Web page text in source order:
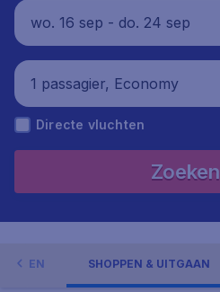
wo. 16 sep - do. 24 sep
1 passagier, Economy
Directe vluchten
Zoeken
SHOPPEN & UITGAAN